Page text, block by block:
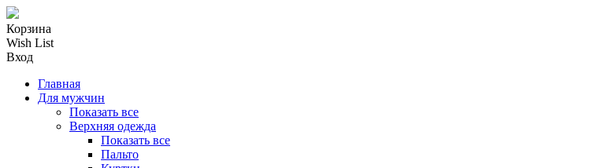
Корзина
Wish List
Вход
Главная
Для мужчин
Показать все
Верхняя одежда
Показать все
Пальто